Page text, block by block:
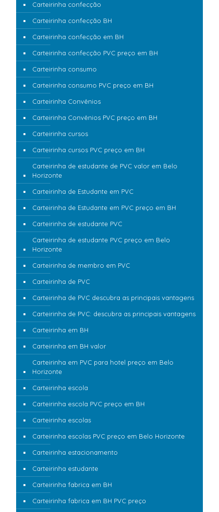
Carteirinha confecção
Carteirinha confecção BH
Carteirinha confecção em BH
Carteirinha confecção PVC preço em BH
Carteirinha consumo
Carteirinha consumo PVC preço em BH
Carteirinha Convênios
Carteirinha Convênios PVC preço em BH
Carteirinha cursos
Carteirinha cursos PVC preço em BH
Carteirinha de estudante de PVC valor em Belo
Horizonte
Carteirinha de Estudante em PVC
Carteirinha de Estudante em PVC preço em BH
Carteirinha de estudante PVC
Carteirinha de estudante PVC preço em Belo
Horizonte
Carteirinha de membro em PVC
Carteirinha de PVC
Carteirinha de PVC descubra as principais vantagens
Carteirinha de PVC: descubra as principais vantagens
Carteirinha em BH
Carteirinha em BH valor
Carteirinha em PVC para hotel preço em Belo
Horizonte
Carteirinha escola
Carteirinha escola PVC preço em BH
Carteirinha escolas
Carteirinha escolas PVC preço em Belo Horizonte
Carteirinha estacionamento
Carteirinha estudante
Carteirinha fabrica em BH
Carteirinha fabrica em BH PVC preço